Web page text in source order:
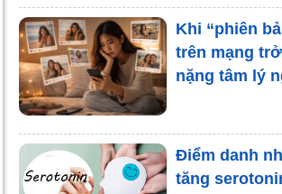
Khi “phiên
trên mạng
nặng tâm lý
Điểm danh
tăng